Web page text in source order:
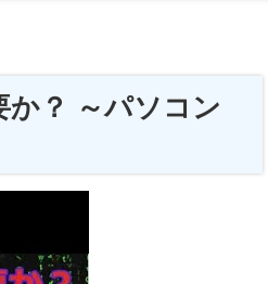
か？ ～パソコン